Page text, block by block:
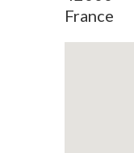
France